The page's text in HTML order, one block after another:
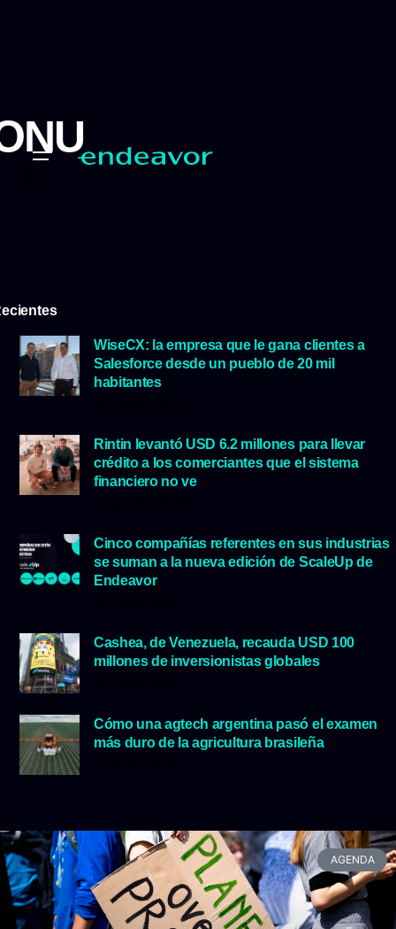
WiseCX: la empresa que le gana clientes a
Salesforce desde un pueblo de 20 mil
habitantes
Rintin levantó USD 6.2 millones para llevar
crédito a los comerciantes que el sistema
financiero no ve
Cinco compañías referentes en sus industrias
se suman a la nueva edición de ScaleUp de
Endeavor
Cashea, de Venezuela, recauda USD 100
millones de inversionistas globales
Cómo una agtech argentina pasó el examen
más duro de la agricultura brasileña
AGENDA